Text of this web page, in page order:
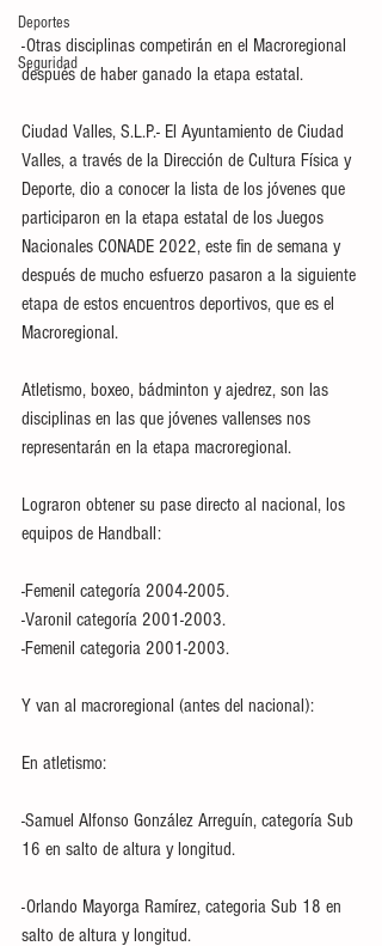
Deportes
Seguridad
-Otras disciplinas competirán en el Macroregional
después de haber ganado la etapa estatal.
Ciudad Valles, S.L.P.- El Ayuntamiento de Ciudad
Valles, a través de la Dirección de Cultura Física y
Deporte, dio a conocer la lista de los jóvenes que
participaron en la etapa estatal de los Juegos
Nacionales CONADE 2022, este fin de semana y
después de mucho esfuerzo pasaron a la siguiente
etapa de estos encuentros deportivos, que es el
Macroregional.
Atletismo, boxeo, bádminton y ajedrez, son las
disciplinas en las que jóvenes vallenses nos
representarán en la etapa macroregional.
Lograron obtener su pase directo al nacional, los
equipos de Handball:
-Femenil categoría 2004-2005.
-Varonil categoría 2001-2003.
-Femenil categoria 2001-2003.
Y van al macroregional (antes del nacional):
En atletismo:
-Samuel Alfonso González Arreguín, categoría Sub
16 en salto de altura y longitud.
-Orlando Mayorga Ramírez, categoria Sub 18 en
salto de altura y longitud.